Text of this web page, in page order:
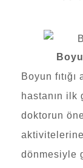
Boyun
hastanın ilk
doktorun
dönmesiyle